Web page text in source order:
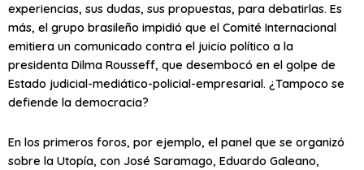
experiencias, sus dudas, sus propuestas, para debatirlas. Es
más, el grupo brasileño impidió que el Comité Internacional
emitiera un comunicado contra el juicio político a la
presidenta Dilma Rousseff, que desembocó en el golpe de
Estado judicial-mediático-policial-empresarial. ¿Tampoco se
defiende la democracia?
En los primeros foros, por ejemplo, el panel que se organizó
sobre la Utopía, con José Saramago, Eduardo Galeano,